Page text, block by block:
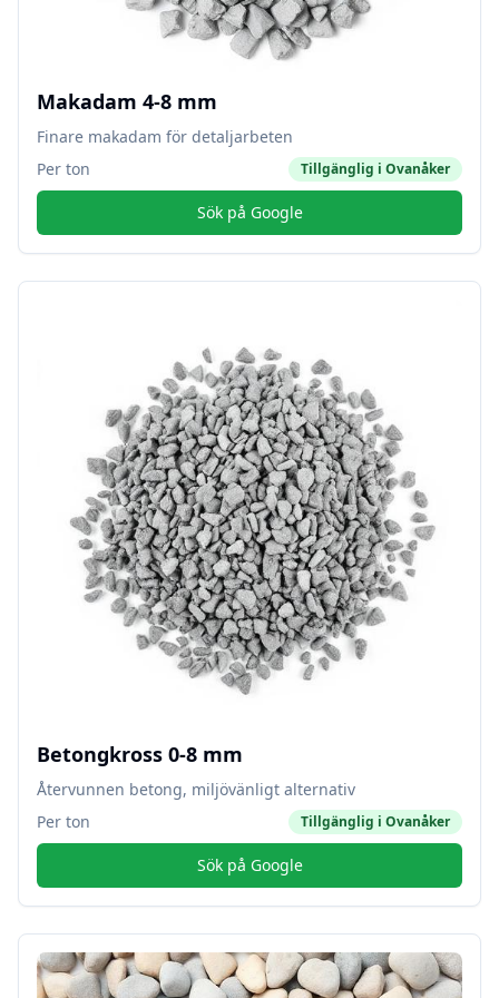
Makadam 4-8 mm
Finare makadam för detaljarbeten
Per ton
Tillgänglig i Ovanåker
Sök på Google
Betongkross 0-8 mm
Återvunnen betong, miljövänligt alternativ
Per ton
Tillgänglig i Ovanåker
Sök på Google